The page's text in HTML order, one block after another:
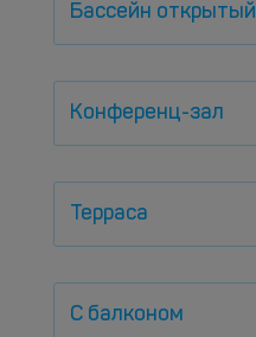
Бассейн открытый
Конференц-зал
Терраса
С балконом